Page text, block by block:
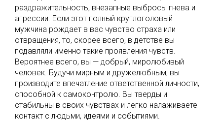
раздражительность, внезапные выбросы гнева и
агрессии. Если этот полный круглоголовый
мужчина рождает в вас чувство страха или
отвращения, то, скорее всего, в детстве вы
подавляли именно такие проявления чувств.
Вероятнее всего, вы — добрый, миролюбивый
человек. Будучи мирным и дружелюбным, вы
производите впечатление ответственной личности,
способной к самоконтролю. Вы тверды и
стабильны в своих чувствах и легко налаживаете
контакт с людьми, идеями и событиями.